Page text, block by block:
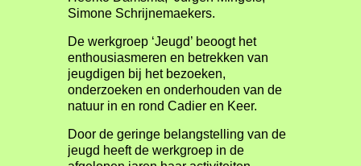
Simone Schrijnemaekers.
De werkgroep ‘Jeugd’ beoogt het
enthousiasmeren en betrekken van
jeugdigen bij het bezoeken,
onderzoeken en onderhouden van de
natuur in en rond Cadier en Keer.
Door de geringe belangstelling van de
jeugd heeft de werkgroep in de